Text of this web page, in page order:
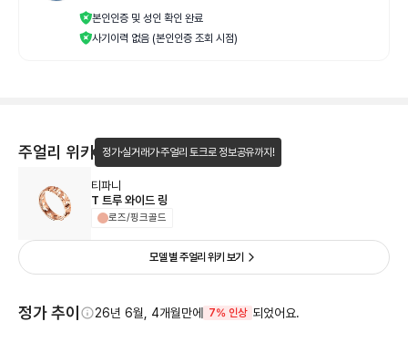
본인인증 및 성인 확인 완료
사기이력 없음 (본인인증 조회 시점)
주얼리 위키 정가·실거래가·주얼리 토크로 정보공유까지!
티파니
T 트루 와이드 링
로즈/핑크골드
모델 별 주얼리 위키 보기
정가 추이 26년 6월, 4개월만에 7% 인상 되었어요.